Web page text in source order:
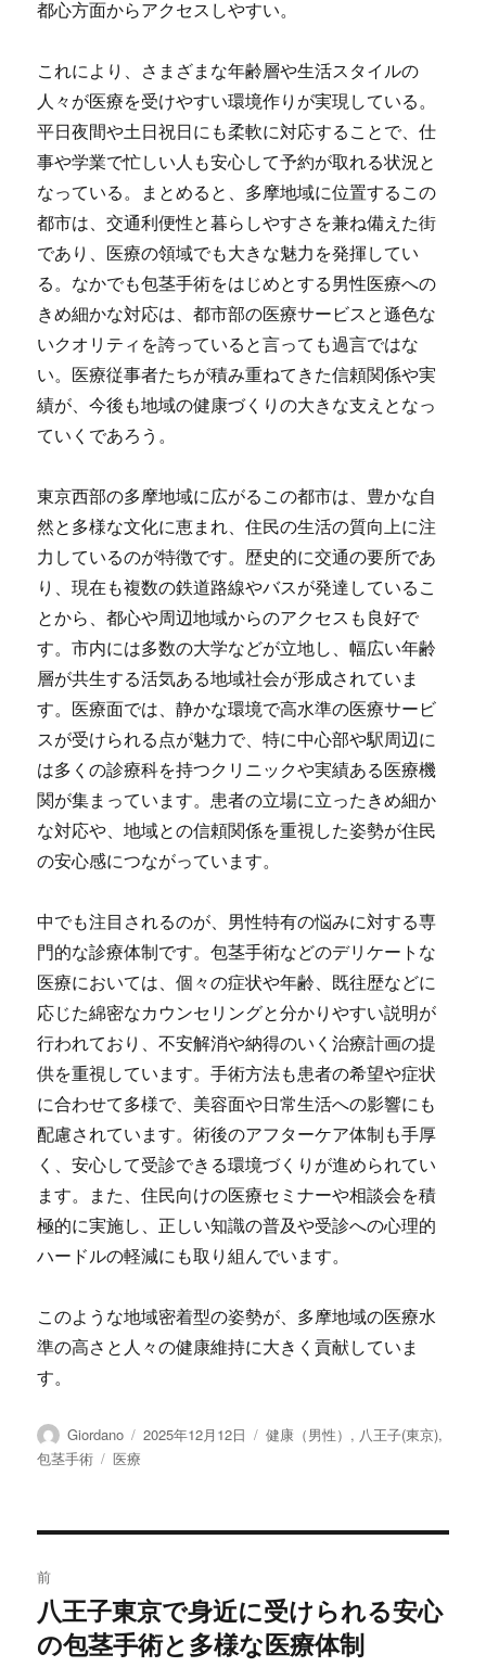
都心方面からアクセスしやすい。
これにより、さまざまな年齢層や生活スタイルの
人々が医療を受けやすい環境作りが実現している。
平日夜間や土日祝日にも柔軟に対応することで、仕
事や学業で忙しい人も安心して予約が取れる状況と
なっている。まとめると、多摩地域に位置するこの
都市は、交通利便性と暮らしやすさを兼ね備えた街
であり、医療の領域でも大きな魅力を発揮してい
る。なかでも包茎手術をはじめとする男性医療への
きめ細かな対応は、都市部の医療サービスと遜色な
いクオリティを誇っていると言っても過言ではな
い。医療従事者たちが積み重ねてきた信頼関係や実
績が、今後も地域の健康づくりの大きな支えとなっ
ていくであろう。
東京西部の多摩地域に広がるこの都市は、豊かな自
然と多様な文化に恵まれ、住民の生活の質向上に注
力しているのが特徴です。歴史的に交通の要所であ
り、現在も複数の鉄道路線やバスが発達しているこ
とから、都心や周辺地域からのアクセスも良好で
す。市内には多数の大学などが立地し、幅広い年齢
層が共生する活気ある地域社会が形成されていま
す。医療面では、静かな環境で高水準の医療サービ
スが受けられる点が魅力で、特に中心部や駅周辺に
は多くの診療科を持つクリニックや実績ある医療機
関が集まっています。患者の立場に立ったきめ細か
な対応や、地域との信頼関係を重視した姿勢が住民
の安心感につながっています。
中でも注目されるのが、男性特有の悩みに対する専
門的な診療体制です。包茎手術などのデリケートな
医療においては、個々の症状や年齢、既往歴などに
応じた綿密なカウンセリングと分かりやすい説明が
行われており、不安解消や納得のいく治療計画の提
供を重視しています。手術方法も患者の希望や症状
に合わせて多様で、美容面や日常生活への影響にも
配慮されています。術後のアフターケア体制も手厚
く、安心して受診できる環境づくりが進められてい
ます。また、住民向けの医療セミナーや相談会を積
極的に実施し、正しい知識の普及や受診への心理的
ハードルの軽減にも取り組んでいます。
このような地域密着型の姿勢が、多摩地域の医療水
準の高さと人々の健康維持に大きく貢献していま
す。
投
稿
Giordano
投
2025年12月12日
カ
健康（男性） , 八王子(東京),
包茎手術
タ
医療
稿
ナ
前
前
の
八王子東京で身近に受けられる安心
の包茎手術と多様な医療体制